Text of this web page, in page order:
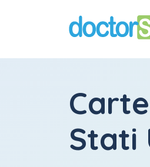
Stati